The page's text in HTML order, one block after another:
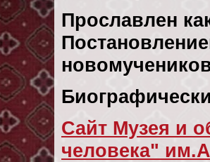
Прославлен
Сайт Музея и
человека"